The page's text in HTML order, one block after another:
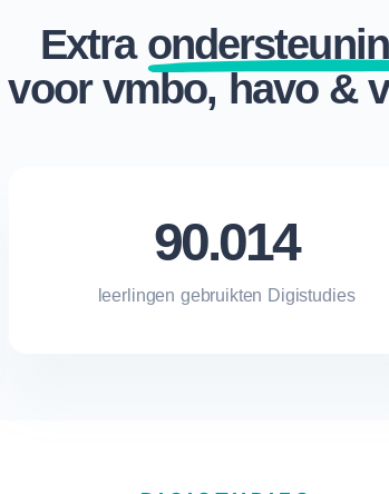
Extra
voor vmbo, havo &
90.014
leerlingen gebruikten Digistudies